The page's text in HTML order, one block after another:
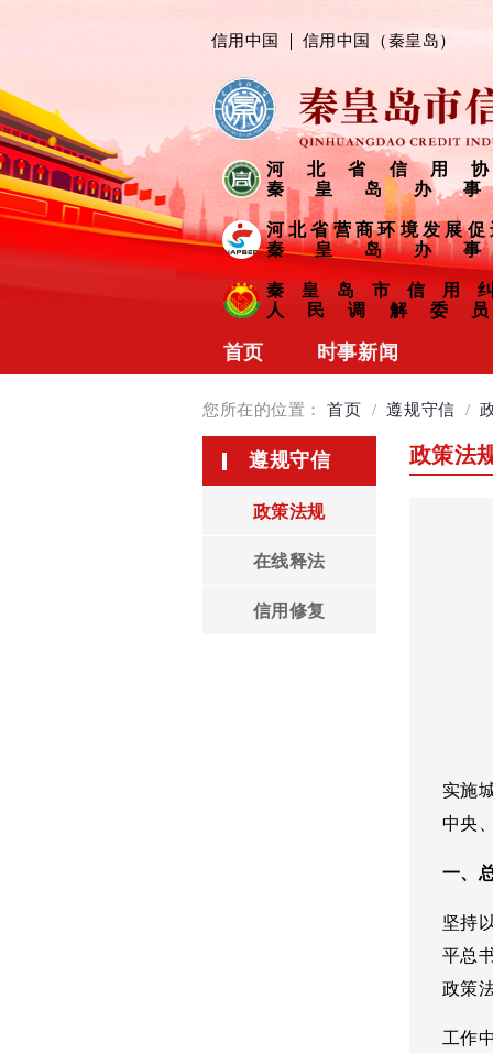
信用中国 信用中国（秦皇岛）
河北省信用
秦皇岛办事
河北省营商环境发展促
秦皇岛办事
秦皇岛市信用
人民调解委
首页
时事新闻
会员风采
领导言论
您所在的位置：首页 /遵规守信 /
遵规守信
政策法规
在线释法
信用修复
政策法
实施
中央
一、
坚持
平总
政策
工作